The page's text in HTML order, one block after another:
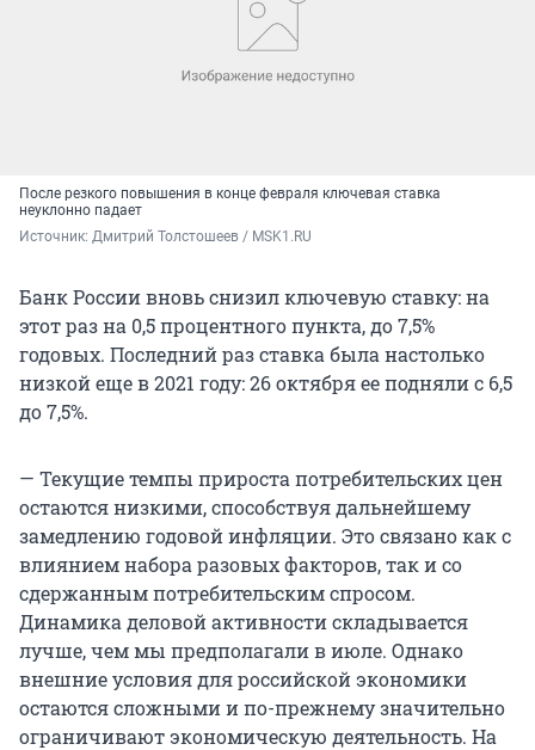
После резкого повышения в конце февраля ключевая ставка
неуклонно падает
Источник: Дмитрий Толстошеев / MSK1.RU
Банк России вновь снизил ключевую ставку: на
этот раз на 0,5 процентного пункта, до 7,5%
годовых. Последний раз ставка была настолько
низкой еще в 2021 году: 26 октября ее подняли с 6,5
до 7,5%.
— Текущие темпы прироста потребительских цен
остаются низкими, способствуя дальнейшему
замедлению годовой инфляции. Это связано как с
влиянием набора разовых факторов, так и со
сдержанным потребительским спросом.
Динамика деловой активности складывается
лучше, чем мы предполагали в июле. Однако
внешние условия для российской экономики
остаются сложными и по-прежнему значительно
ограничивают экономическую деятельность. На